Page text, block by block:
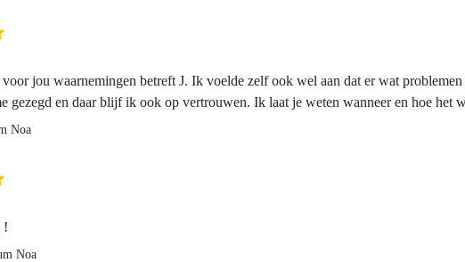
jou waarnemingen betreft J. Ik voelde zelf ook wel aan dat er wat
gezegd en daar blijf ik ook op vertrouwen. Ik laat je weten wanneer en hoe het
Noa
!
Noa